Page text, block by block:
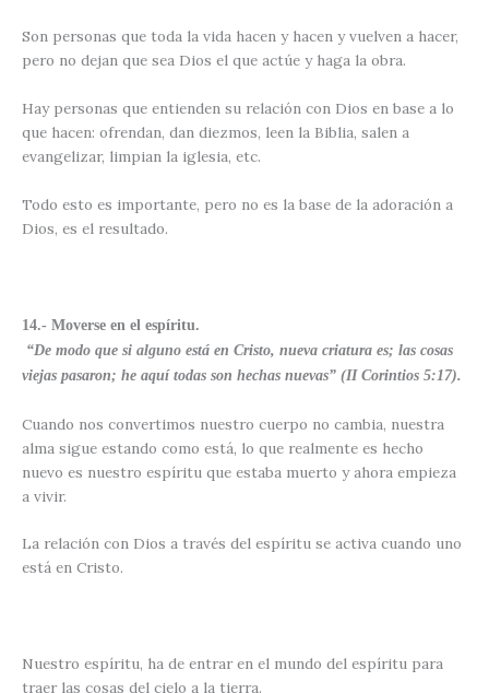
Son personas que toda la vida hacen y hacen y vuelven a hacer,
pero no dejan que sea Dios el que actúe y haga la obra.
Hay personas que entienden su relación con Dios en base a lo
que hacen: ofrendan, dan diezmos, leen la Biblia, salen a
evangelizar, limpian la iglesia, etc.
Todo esto es importante, pero no es la base de la adoración a
Dios, es el resultado.
14.- Moverse en el espíritu.
“De modo que si alguno está en Cristo, nueva criatura es; las cosas
viejas pasaron; he aquí todas son hechas nuevas” (II Corintios 5:17).
Cuando nos convertimos nuestro cuerpo no cambia, nuestra
alma sigue estando como está, lo que realmente es hecho
nuevo es nuestro espíritu que estaba muerto y ahora empieza
a vivir.
La relación con Dios a través del espíritu se activa cuando uno
está en Cristo.
Nuestro espíritu, ha de entrar en el mundo del espíritu para
traer las cosas del cielo a la tierra.